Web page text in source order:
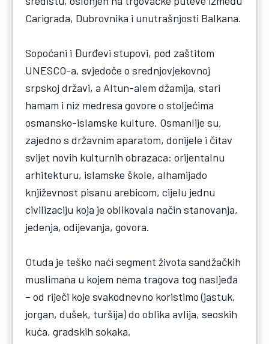
Carigrada, Dubrovnika i unutrašnjosti Balkana.
Sopoćani i Đurđevi stupovi, pod zaštitom
UNESCO-a, svjedoče o srednjovjekovnoj
srpskoj državi, a Altun-alem džamija, stari
hamam i niz medresa govore o stoljećima
osmansko-islamske kulture. Osmanlije su,
zajedno s državnim aparatom, donijele i čitav
svijet novih kulturnih obrazaca: orijentalnu
arhitekturu, islamske škole, alhamijado
književnost pisanu arebicom, cijelu jednu
civilizaciju koja je oblikovala način stanovanja,
jedenja, odijevanja, govora.
Otuda je teško naći segment života sandžačkih
muslimana u kojem nema tragova tog nasljeđa
– od riječi koje svakodnevno koristimo (jastuk,
jorgan, dušek, turšija) do oblika avlija, seoskih
kuća, gradskih sokaka.